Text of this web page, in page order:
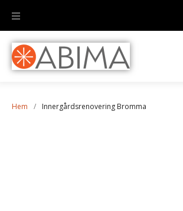
Hem / Innergårdsrenovering Bromma